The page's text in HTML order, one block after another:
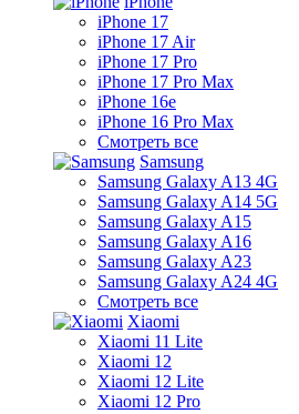
iPhone 17
iPhone 17 Air
iPhone 17 Pro
iPhone 17 Pro Max
iPhone 16e
iPhone 16 Pro Max
Смотреть все
Samsung
Samsung Galaxy A13 4G
Samsung Galaxy A14 5G
Samsung Galaxy A15
Samsung Galaxy A16
Samsung Galaxy A23
Samsung Galaxy A24 4G
Смотреть все
Xiaomi
Xiaomi 11 Lite
Xiaomi 12
Xiaomi 12 Lite
Xiaomi 12 Pro